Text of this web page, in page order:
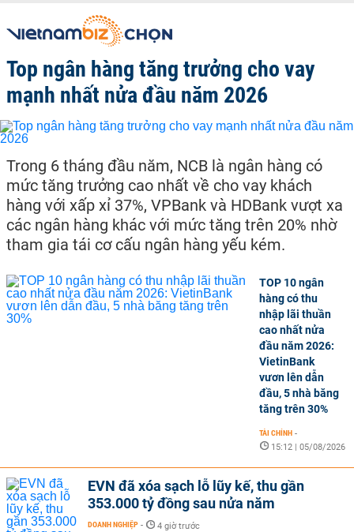
Top ngân hàng tăng trưởng cho vay
mạnh nhất nửa đầu năm 2026
Trong 6 tháng đầu năm, NCB là ngân hàng có
mức tăng trưởng cao nhất về cho vay khách
hàng với xấp xỉ 37%, VPBank và HDBank vượt xa
các ngân hàng khác với mức tăng trên 20% nhờ
tham gia tái cơ cấu ngân hàng yếu kém.
TOP 10 ngân
hàng có thu
nhập lãi thuần
cao nhất nửa
đầu năm 2026:
VietinBank
vươn lên dẫn
đầu, 5 nhà băng
tăng trên 30%
TÀI CHÍNH -
15:12 | 05/08/2026
EVN đã xóa sạch lỗ lũy kế, thu gần
353.000 tỷ đồng sau nửa năm
DOANH NGHIỆP - 4 giờ trước